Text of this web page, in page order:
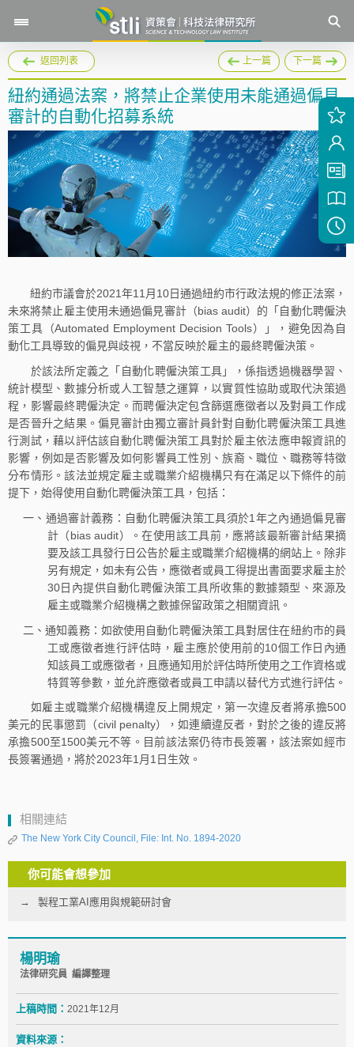
返回列表 上一篇 下一篇
紐約通過法案，將禁止企業使用未能通過偏見
審計的自動化招募系統
紐約市議會於2021年11月10日通過紐約市行政法規的修正法案，
未來將禁止雇主使用未通過偏見審計（bias audit）的「自動化聘僱決
策工具（Automated Employment Decision Tools）」，避免因為自
動化工具導致的偏見與歧視，不當反映於雇主的最終聘僱決策。
於該法所定義之「自動化聘僱決策工具」，係指透過機器學習、
統計模型、數據分析或人工智慧之運算，以實質性協助或取代決策過
程，影響最終聘僱決定。而聘僱決定包含篩選應徵者以及對員工作成
是否晉升之結果。偏見審計由獨立審計員針對自動化聘僱決策工具進
行測試，藉以評估該自動化聘僱決策工具對於雇主依法應申報資訊的
影響，例如是否影響及如何影響員工性別、族裔、職位、職務等特徵
分布情形。該法並規定雇主或職業介紹機構只有在滿足以下條件的前
提下，始得使用自動化聘僱決策工具，包括：
一、通過審計義務：自動化聘僱決策工具須於1年之內通過偏見審
計（bias audit）。在使用該工具前，應將該最新審計結果摘
要及該工具發行日公告於雇主或職業介紹機構的網站上。除非
另有規定，如未有公告，應徵者或員工得提出書面要求雇主於
30日內提供自動化聘僱決策工具所收集的數據類型、來源及
雇主或職業介紹機構之數據保留政策之相關資訊。
二、通知義務：如欲使用自動化聘僱決策工具對居住在紐約市的員
工或應徵者進行評估時，雇主應於使用前的10個工作日內通
知該員工或應徵者，且應通知用於評估時所使用之工作資格或
特質等參數，並允許應徵者或員工申請以替代方式進行評估。
如雇主或職業介紹機構違反上開規定，第一次違反者將承擔500
美元的民事懲罰（civil penalty），如連續違反者，對於之後的違反將
承擔500至1500美元不等。目前該法案仍待市長簽署，該法案如經市
長簽署通過，將於2023年1月1日生效。
相關連結
The New York City Council, File: Int. No. 1894-2020
你可能會想參加
製程工業AI應用與規範研討會
楊明瑜
法律研究員 編譯整理
上稿時間： 2021年12月
資料來源：